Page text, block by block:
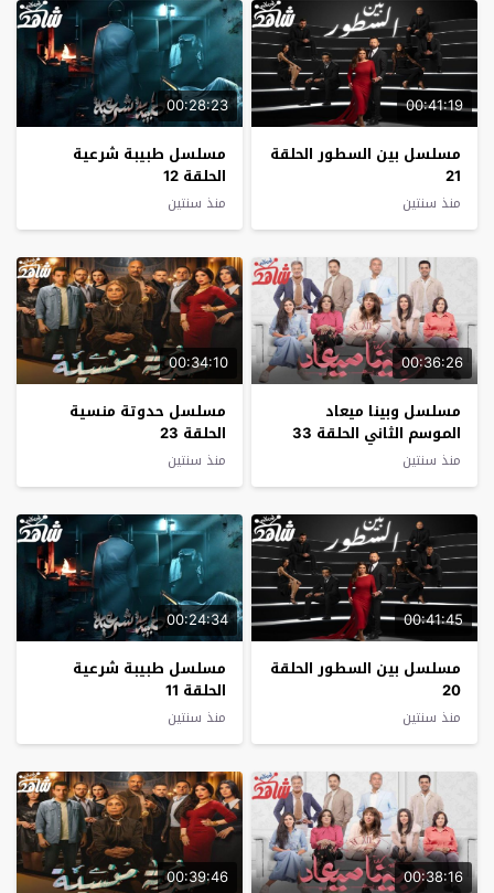
00:41:19
مسلسل بين السطور الحلقة
21
منذ سنتين
00:28:23
مسلسل طبيبة شرعية
الحلقة 12
منذ سنتين
00:36:26
مسلسل وبينا ميعاد
الموسم الثاني الحلقة 33
منذ سنتين
00:34:10
مسلسل حدوتة منسية
الحلقة 23
منذ سنتين
00:41:45
مسلسل بين السطور الحلقة
20
منذ سنتين
00:24:34
مسلسل طبيبة شرعية
الحلقة 11
منذ سنتين
00:38:16
00:39:46